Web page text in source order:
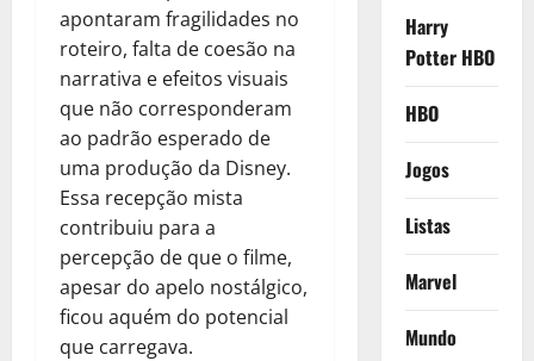
apontaram fragilidades no
roteiro, falta de coesão na
narrativa e efeitos visuais
que não corresponderam
ao padrão esperado de
uma produção da Disney.
Essa recepção mista
contribuiu para a
percepção de que o filme,
apesar do apelo nostálgico,
ficou aquém do potencial
que carregava.
Harry
Potter HBO
HBO
Jogos
Listas
Marvel
Mundo